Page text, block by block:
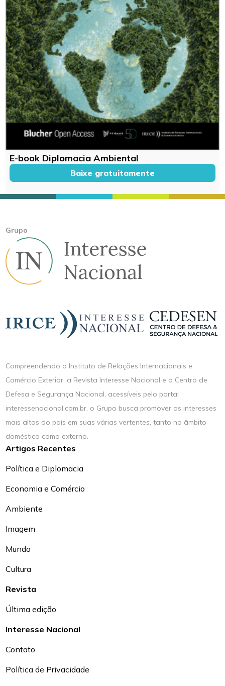
E-book Diplomacia Ambiental
Baixe gratuitamente
Grupo
Compreendendo o Instituto de Relações Internacionais e
Comércio Exterior, a Revista Interesse Nacional e o Centro de
Defesa e Segurança Nacional, acessíveis pelo portal
interessenacional.com.br, o Grupo busca promover os interesses
mais altos do país em suas várias vertentes, tanto no âmbito
doméstico como externo.
Artigos Recentes
Política e Diplomacia
Economia e Comércio
Ambiente
Imagem
Mundo
Cultura
Revista
Última edição
Interesse Nacional
Contato
Política de Privacidade